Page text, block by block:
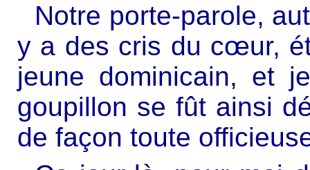
Notre porte-parole,
y a des cris du cœur,
jeune dominicain, et
goupillon se fût ainsi
de façon toute